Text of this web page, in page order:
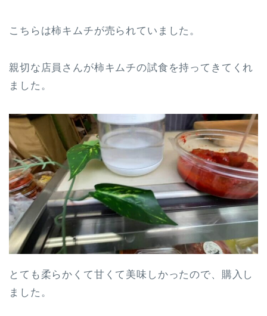
こちらは柿キムチが売られていました。
親切な店員さんが柿キムチの試食を持ってきてくれ
ました。
とても柔らかくて甘くて美味しかったので、購入し
ました。